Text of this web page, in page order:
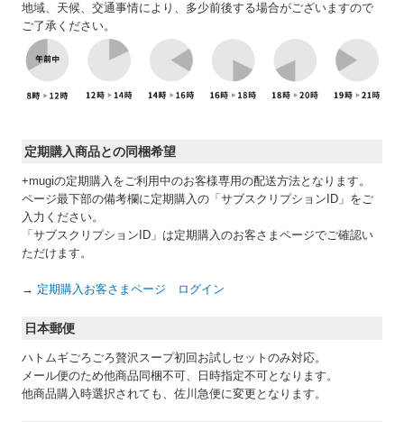
地域、天候、交通事情により、多少前後する場合がございますので
ご了承ください。
定期購入商品との同梱希望
+mugiの定期購入をご利用中のお客様専用の配送方法となります。
ページ最下部の備考欄に定期購入の「サブスクリプションID」をご
入力ください。
「サブスクリプションID」は定期購入のお客さまページでご確認い
ただけます。
→ 定期購入お客さまページ ログイン
日本郵便
ハトムギごろごろ贅沢スープ初回お試しセットのみ対応。
メール便のため他商品同梱不可、日時指定不可となります。
他商品購入時選択されても、佐川急便に変更となります。